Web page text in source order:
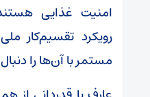
امنیت غذایی
رویکرد تقسیم‌کار
مستمر با آن‌ها را